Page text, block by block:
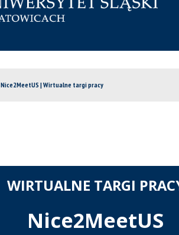
Nice2MeetUS | Wirtualne targi pracy
WIRTUALNE TARGI
Nice2MeetUS